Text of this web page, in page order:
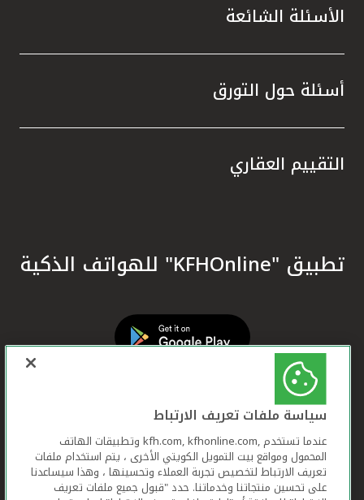
الأسئلة الشائعة
أسئلة حول التورق
التقييم العقاري
تطبيق "KFHOnline" للهواتف الذكية
سياسة ملفات تعريف الارتباط
عندما تستخدم ,kfh.com, kfhonline.com وتطبيقات الهاتف
المحمول ومواقع بيت التمويل الكويتي الأخرى ، يتم استخدام ملفات
تعريف الارتباط لتخصيص تجربة العملاء وتحسينها ، وهذا سيساعدنا
على تحسين منتجاتنا وخدماتنا. حدد "قبول جميع ملفات تعريف